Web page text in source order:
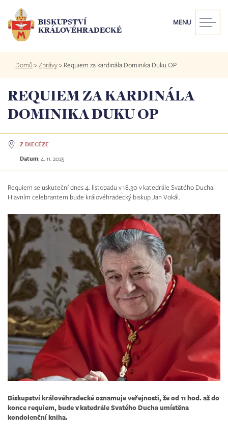
hlavnímu
obsahu
BISKUPSTVÍ
KRÁLOVÉHRADECKÉ
MENU
Drobečková
navigace
Domů >Zprávy> Requiem za kardinála Dominika Duku OP
REQUIEM ZA KARDINÁLA
DOMINIKA DUKU OP
Z DIECÉZE
Datum: 4. 11. 2025
Requiem se uskuteční dnes 4. listopadu v 18.30 v katedrále Svatého Ducha.
Hlavním celebrantem bude královéhradecký biskup Jan Vokál.
Biskupství královéhradecké oznamuje veřejnosti, že od 11 hod. až do
konce requiem, bude v katedrále Svatého Ducha umístěna
kondolenční kniha.